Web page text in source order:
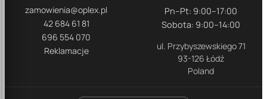
zamowienia@oplex.pl
42 684 61 81
696 554 070
Reklamacje
Pn–Pt: 9:00–17:00
Sobota: 9:00–14:00
ul. Przybyszewskiego 71
93-126 Łódź
Poland